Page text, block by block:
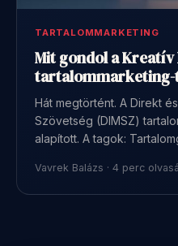
TARTALOMMARKETING
Mit gondol a Kreatív
Hát megtörtént. A Direkt
Szövetség (DIMSZ)
alapított. A tagok:
Vavrek Balázs · 4 perc